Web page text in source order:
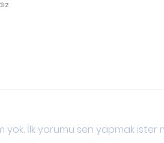
İlk yorumu sen yapmak ister